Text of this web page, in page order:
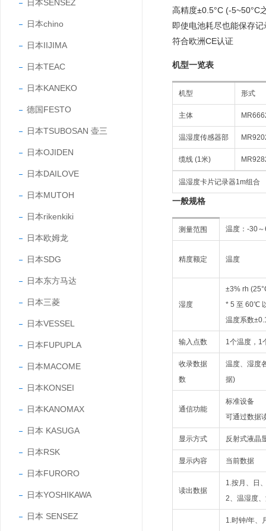
日本SENSEZ
日本chino
日本IIJIMA
日本TEAC
日本KANEKO
德国FESTO
日本TSUBOSAN 壶三
日本OJIDEN
日本DAILOVE
日本MUTOH
日本rikenkiki
日本欧姆龙
日本SDG
日本东方马达
日本三菱
日本VESSEL
日本FUPUPLA
日本MACOME
日本KONSEI
日本KANOMAX
日本 KASUGA
日本RSK
日本FURORO
日本YOSHIKAWA
日本 SENSEZ
高精度±0.5°C (-5~50°C
即使电池耗尽也能保存记
符合欧洲CE认证
机型一览表
机型 形式
主体
温湿度传感器部
缆线 (1米)
温湿度卡片记录器1m组合
一般规格
测量范围 温度：-30
精度额定 温度
湿度
±3% rh
* 5 至 60℃
温度系数
输入点数 1个温度，1
收录数据
数
温度、湿度
据)
通信功能
标准设备
可通过数据
显示方式 反射式液晶
显示内容 当前数据
读出数据
1.按月、日
2、温湿度
1.时钟/年、